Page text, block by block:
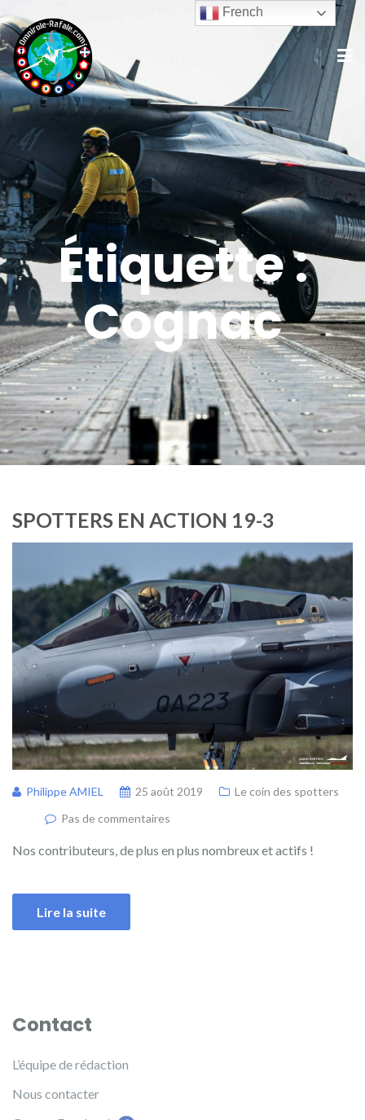
Étiquette :
Cognac
SPOTTERS EN ACTION 19-3
Philippe AMIEL 25 août 2019
Le coin des spotters
Pas de commentaires
Nos contributeurs, de plus en plus nombreux et actifs !
Lire la suite
Contact
L’équipe de rédaction
Nous contacter
French